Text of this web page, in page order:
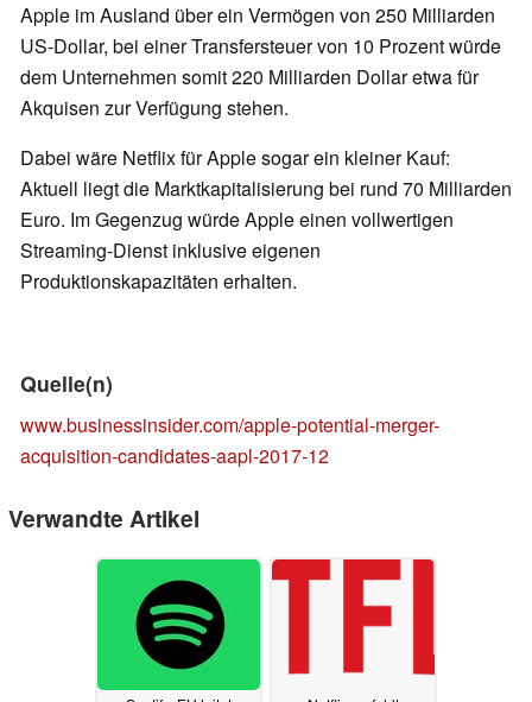
Apple im Ausland über ein Vermögen von 250 Milliarden
US-Dollar, bei einer Transfersteuer von 10 Prozent würde
dem Unternehmen somit 220 Milliarden Dollar etwa für
Akquisen zur Verfügung stehen.
Dabei wäre Netflix für Apple sogar ein kleiner Kauf:
Aktuell liegt die Marktkapitalisierung bei rund 70 Milliarden
Euro. Im Gegenzug würde Apple einen vollwertigen
Streaming-Dienst inklusive eigenen
Produktionskapazitäten erhalten.
Quelle(n)
www.businessinsider.com/apple-potential-merger-
acquisition-candidates-aapl-2017-12
Verwandte Artikel